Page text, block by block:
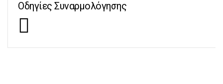
Οδηγίες Συναρμολόγησης